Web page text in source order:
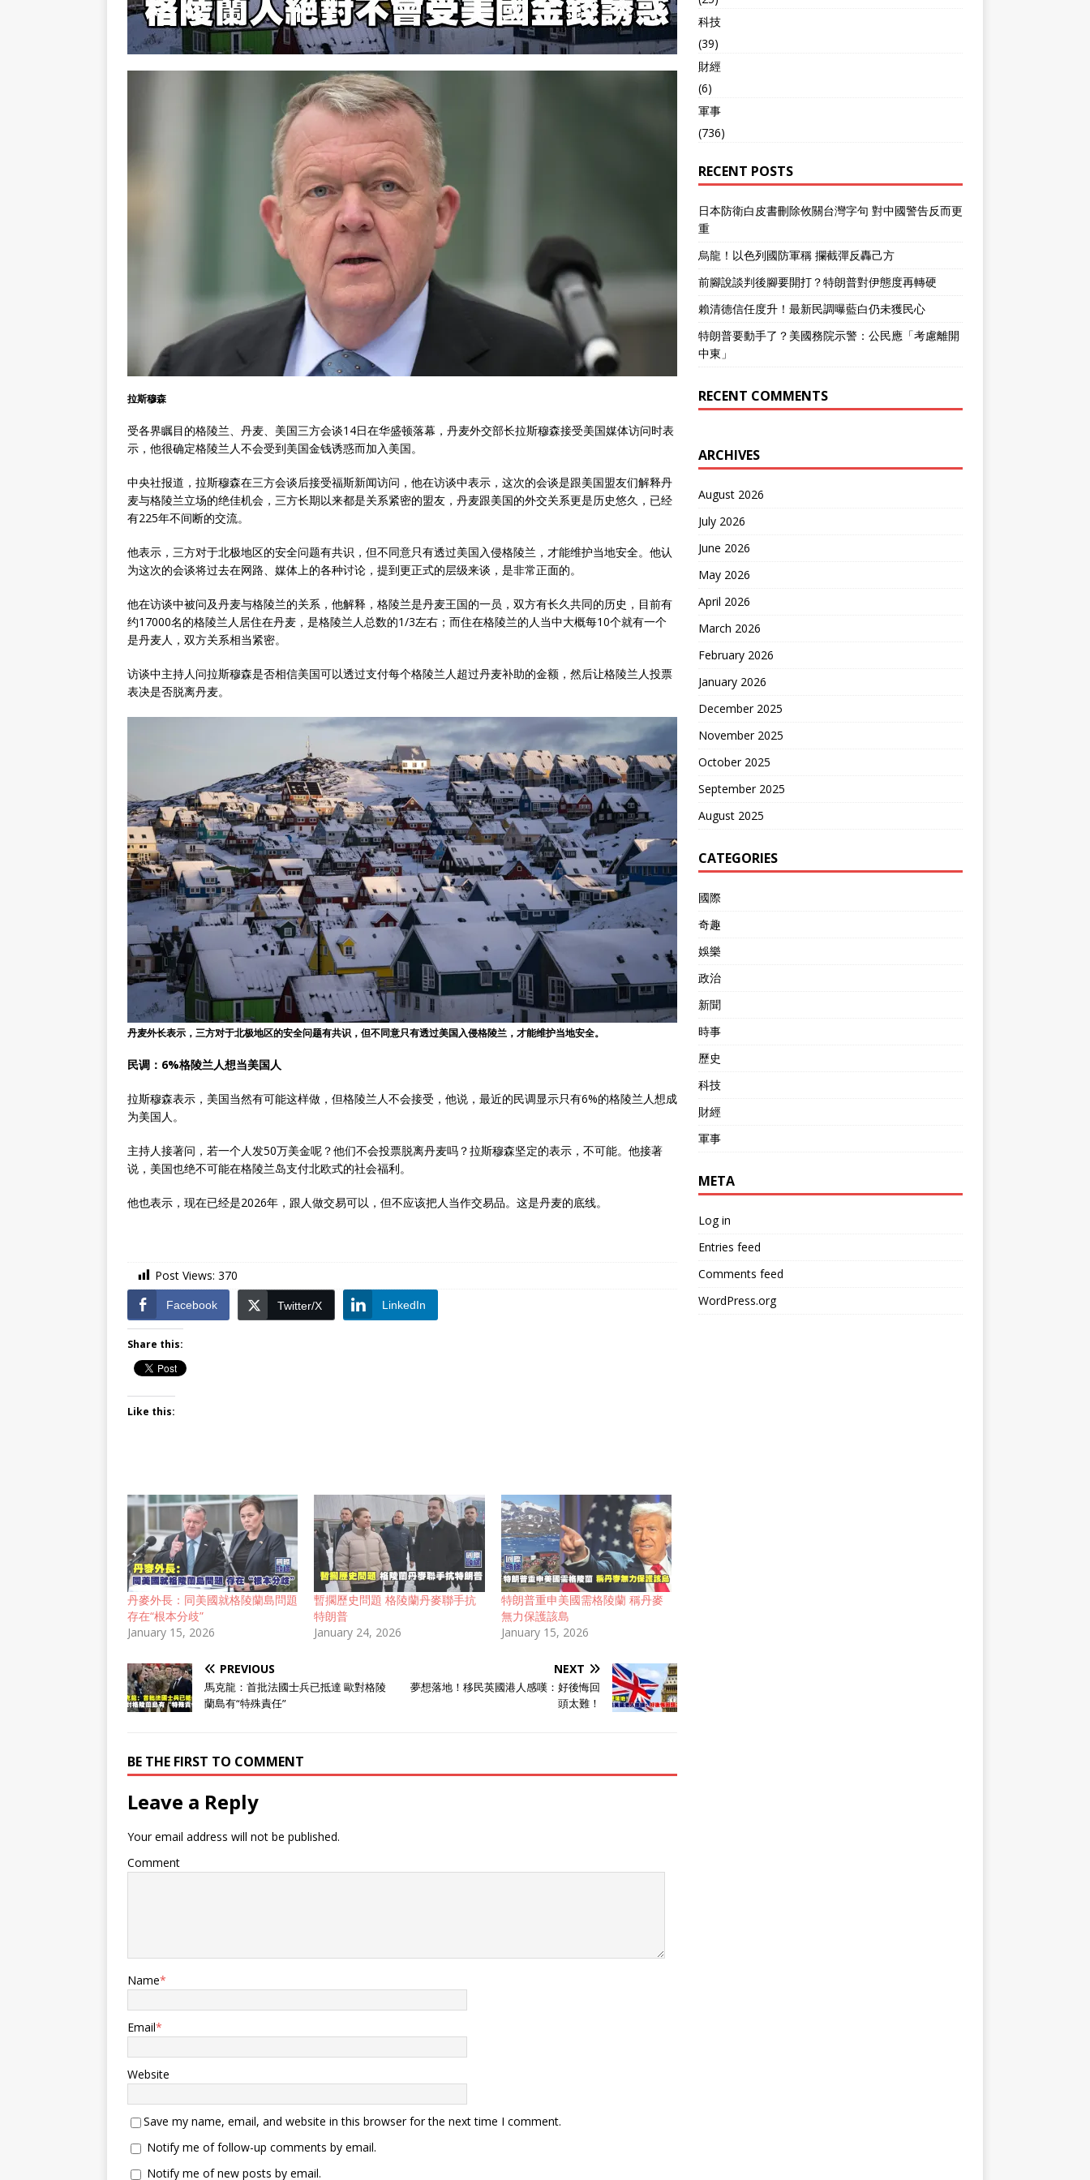
拉斯穆森
受各界瞩目的格陵兰、丹麦、美国三方会谈14日在华盛顿落幕，丹麦外交部长拉斯穆森接受美国媒体访问时表
示，他很确定格陵兰人不会受到美国金钱诱惑而加入美国。
中央社报道，拉斯穆森在三方会谈后接受福斯新闻访问，他在访谈中表示，这次的会谈是跟美国盟友们解释丹
麦与格陵兰立场的绝佳机会，三方长期以来都是关系紧密的盟友，丹麦跟美国的外交关系更是历史悠久，已经
有225年不间断的交流。
他表示，三方对于北极地区的安全问题有共识，但不同意只有透过美国入侵格陵兰，才能维护当地安全。他认
为这次的会谈将过去在网路、媒体上的各种讨论，提到更正式的层级来谈，是非常正面的。
他在访谈中被问及丹麦与格陵兰的关系，他解释，格陵兰是丹麦王国的一员，双方有长久共同的历史，目前有
约17000名的格陵兰人居住在丹麦，是格陵兰人总数的1/3左右；而住在格陵兰的人当中大概每10个就有一个
是丹麦人，双方关系相当紧密。
访谈中主持人问拉斯穆森是否相信美国可以透过支付每个格陵兰人超过丹麦补助的金额，然后让格陵兰人投票
表决是否脱离丹麦。
丹麦外长表示，三方对于北极地区的安全问题有共识，但不同意只有透过美国入侵格陵兰，才能维护当地安全。
民调：6%格陵兰人想当美国人
拉斯穆森表示，美国当然有可能这样做，但格陵兰人不会接受，他说，最近的民调显示只有6%的格陵兰人想成
为美国人。
主持人接著问，若一个人发50万美金呢？他们不会投票脱离丹麦吗？拉斯穆森坚定的表示，不可能。他接著
说，美国也绝不可能在格陵兰岛支付北欧式的社会福利。
他也表示，现在已经是2026年，跟人做交易可以，但不应该把人当作交易品。这是丹麦的底线。
Post Views: 370
Facebook Twitter/X LinkedIn
Share this:
Like this:
丹麥外長：同美國就格陵蘭島問題
存在“根本分歧”
January 15, 2026
暫擱歷史問題 格陵蘭丹麥聯手抗
特朗普
January 24, 2026
特朗普重申美國需格陵蘭 稱丹麥
無力保護該島
January 15, 2026
PREVIOUS
馬克龍：首批法國士兵已抵達 歐對格陵
蘭島有“特殊責任”
NEXT
夢想落地！移民英國港人感嘆：好後悔回
頭太難！
BE THE FIRST TO COMMENT
Leave a Reply
Your email address will not be published.
Comment
Name*
Email*
Website
Save my name, email, and website in this browser for the next time I comment.
Notify me of follow-up comments by email.
Notify me of new posts by email.
科技
(39)
財經
(6)
軍事
(736)
RECENT POSTS
日本防衛白皮書刪除攸關台灣字句 對中國警告反而更
重
烏龍！以色列國防軍稱 攔截彈反轟己方
前腳說談判後腳要開打？特朗普對伊態度再轉硬
賴清德信任度升！最新民調曝藍白仍未獲民心
特朗普要動手了？美國務院示警：公民應「考慮離開
中東」
RECENT COMMENTS
ARCHIVES
August 2026
July 2026
June 2026
May 2026
April 2026
March 2026
February 2026
January 2026
December 2025
November 2025
October 2025
September 2025
August 2025
CATEGORIES
國際
奇趣
娛樂
政治
新聞
時事
歷史
科技
財經
軍事
META
Log in
Entries feed
Comments feed
WordPress.org